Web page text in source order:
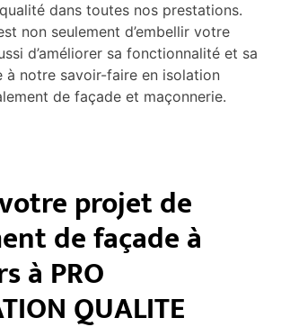
dans toutes nos prestations.
non seulement d’embellir votre
d’améliorer sa fonctionnalité et sa
à notre savoir-faire en isolation
de façade et maçonnerie.
projet de
de façade à
à PRO
QUALITE